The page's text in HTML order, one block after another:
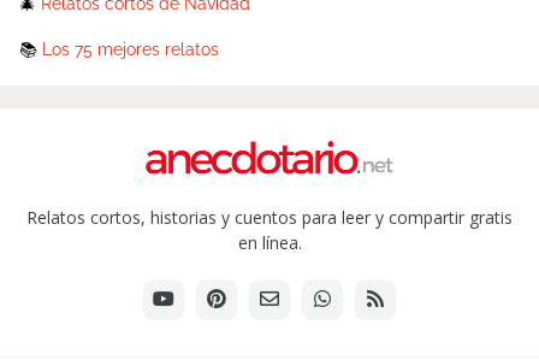
📚 Los 75 mejores relatos
Relatos cortos, historias y cuentos para leer y compartir gratis
en línea.